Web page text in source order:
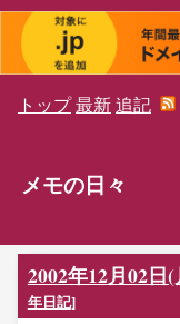
トップ 最新 追記
メモの日々
2002年12月02日
年日記]